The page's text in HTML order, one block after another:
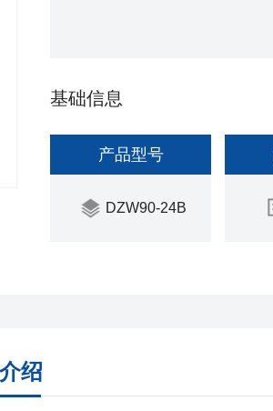
基础信息
产品型号
DZW90-24B
绍